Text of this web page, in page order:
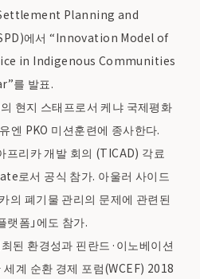
Planning and
에서 “Innovation Model of
in Indigenous Communities
를 발표.
현지 스태프로서 케냐 국제평화
엔 PKO 미션훈련에 종사한다.
프리카 개발 회의 (TICAD) 각료
로서 공식 참가. 아울러 사이드
의 폐기물 관리의 문제에 관련된
랫폼」에도 참가.
된 환경성과 핀란드·이노베이션
계 순환 경제 포럼(WCEF) 2018